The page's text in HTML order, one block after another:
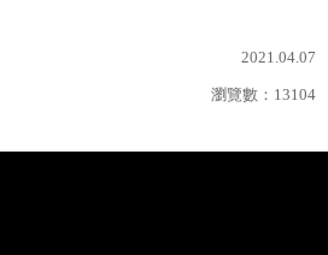
2021.04.07
瀏覽數： 13104